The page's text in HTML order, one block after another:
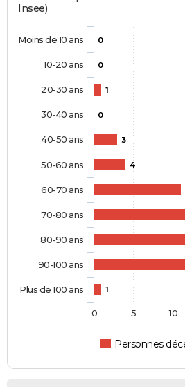
Insee)
0
0
1
0
3
4
1
Personnes
Moins de 10 ans
10-20 ans
20-30 ans
30-40 ans
40-50 ans
50-60 ans
60-70 ans
70-80 ans
80-90 ans
90-100 ans
Plus de 100 ans
0 5 10